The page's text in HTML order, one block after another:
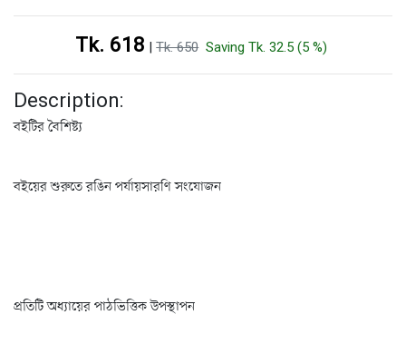
Tk. 618 |Tk. 650 Saving Tk. 32.5 (5 %)
Description:
বইটির বৈশিষ্ট্য
বইয়ের শুরুতে রঙিন পর্যায়সারণি সংযোজন
প্রতিটি অধ্যায়ের পাঠভিত্তিক উপস্থাপন